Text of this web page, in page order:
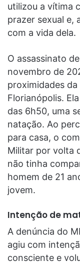
utilizou a vítima
prazer sexual e,
com a vida dela.
O assassinato
novembro de
proximidades
Florianópolis.
das 6h50, uma
natação. Ao
para casa, o
Militar por volta
não tinha
homem de 21
jovem.
Intenção de
A denúncia do
agiu com
consciente e